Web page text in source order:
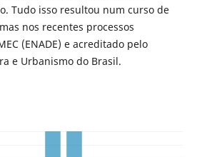
Tudo isso resultou num curso de
nos recentes processos
(ENADE) e acreditado pelo
e Urbanismo do Brasil.